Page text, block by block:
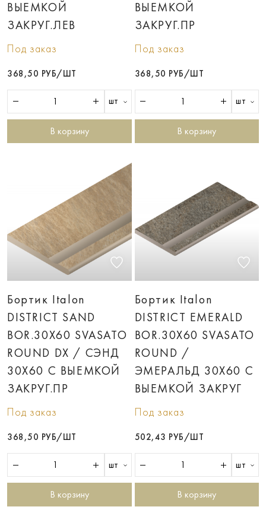
ВЫЕМКОЙ
ЗАКРУГ.ЛЕВ
Под заказ
368,50 РУБ/ШТ
шт
В корзину
ВЫЕМКОЙ
ЗАКРУГ.ПР
Под заказ
368,50 РУБ/ШТ
шт
В корзину
Бортик Italon
DISTRICT SAND
BOR.30X60 SVASATO
ROUND DX / СЭНД
30X60 С ВЫЕМКОЙ
ЗАКРУГ.ПР
Под заказ
368,50 РУБ/ШТ
шт
В корзину
Бортик Italon
DISTRICT EMERALD
BOR.30X60 SVASATO
ROUND /
ЭМЕРАЛЬД 30X60 С
ВЫЕМКОЙ ЗАКРУГ
Под заказ
502,43 РУБ/ШТ
шт
В корзину